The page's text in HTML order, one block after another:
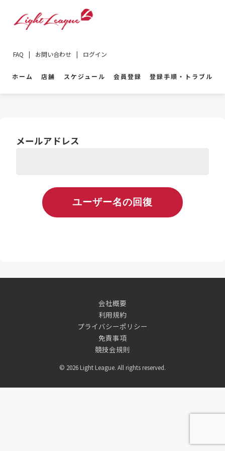
FAQ | お問い合わせ | ログイン
ホーム 店舗 スケジュール 会員登録 登録手順・トラブル
メールアドレス
会社概要
利用規約
プライバシーポリシー
免責事項
競技会規則
© 2026 Light League. All rights reserved.